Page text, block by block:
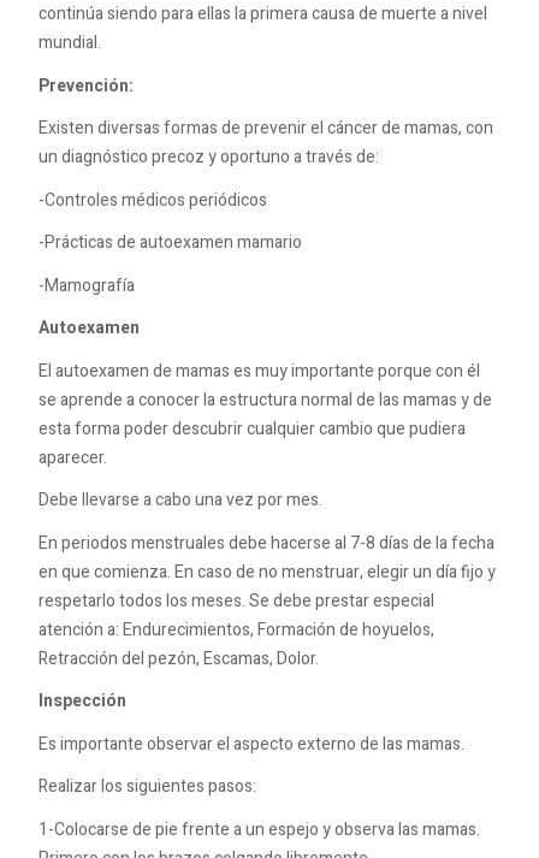
continúa siendo para ellas la primera causa de muerte a nivel
mundial.
Prevención:
Existen diversas formas de prevenir el cáncer de mamas, con
un diagnóstico precoz y oportuno a través de:
-Controles médicos periódicos
-Prácticas de autoexamen mamario
-Mamografía
Autoexamen
El autoexamen de mamas es muy importante porque con él
se aprende a conocer la estructura normal de las mamas y de
esta forma poder descubrir cualquier cambio que pudiera
aparecer.
Debe llevarse a cabo una vez por mes.
En periodos menstruales debe hacerse al 7-8 días de la fecha
en que comienza. En caso de no menstruar, elegir un día fijo y
respetarlo todos los meses. Se debe prestar especial
atención a: Endurecimientos, Formación de hoyuelos,
Retracción del pezón, Escamas, Dolor.
Inspección
Es importante observar el aspecto externo de las mamas.
Realizar los siguientes pasos:
1-Colocarse de pie frente a un espejo y observa las mamas.